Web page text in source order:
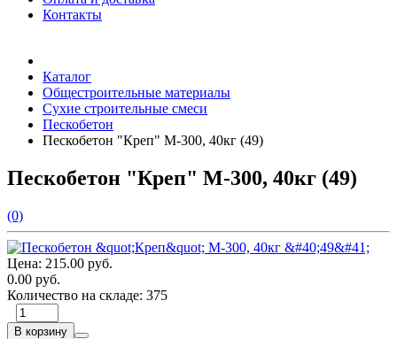
Контакты
Каталог
Общестроительные материалы
Сухие строительные смеси
Пескобетон
Пескобетон "Креп" М-300, 40кг (49)
Пескобетон "Креп" М-300, 40кг (49)
(0)
Цена: 215.00 руб.
0.00 руб.
Количество на складе: 375
В корзину